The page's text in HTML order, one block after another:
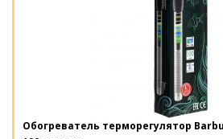
Обогреватель терморегулятор